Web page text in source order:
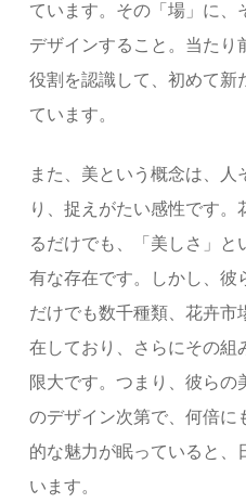
ています。その「場」に、
デザインすること。当たり
役割を認識して、初めて新
ています。
また、美という概念は、人
り、捉えがたい感性です
るだけでも、「美しさ」
有な存在です。しかし、彼
だけでも数千種類、花卉市
在しており、さらにその組
限大です。つまり、彼らの
のデザイン次第で、何倍に
的な魅力が眠っていると、
います。